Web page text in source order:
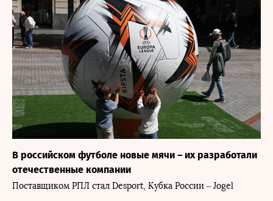
В российском футболе новые мячи – их разработали
отечественные компании
Поставщиком РПЛ стал Desport, Кубка России – Jogel